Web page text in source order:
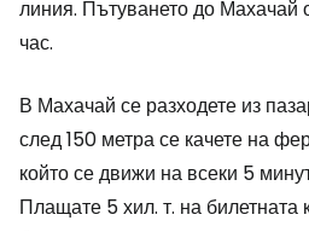
линия. Пътуването до Махачай
час.
В Махачай се разходете из
след 150 метра се качете на
който се движи на всеки 5
Плащате 5 хил. т. на билетната